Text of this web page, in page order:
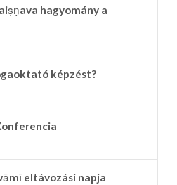
hagyomány a
képzést?
eltávozási napja